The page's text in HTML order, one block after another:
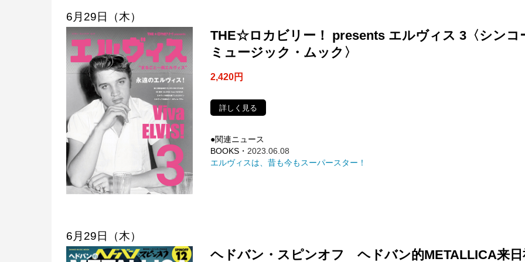
6月29日（木）
THE☆ロカビリー！ presents エルヴィス 3〈シンコ
ミュージック・ムック〉
2,420円
詳しく見る
●関連ニュース
BOOKS・ 2023.06.08
エルヴィスは、昔も今もスーパースター！
6月29日（木）
ヘドバン・スピンオフ ヘドバン的METALLICA来日